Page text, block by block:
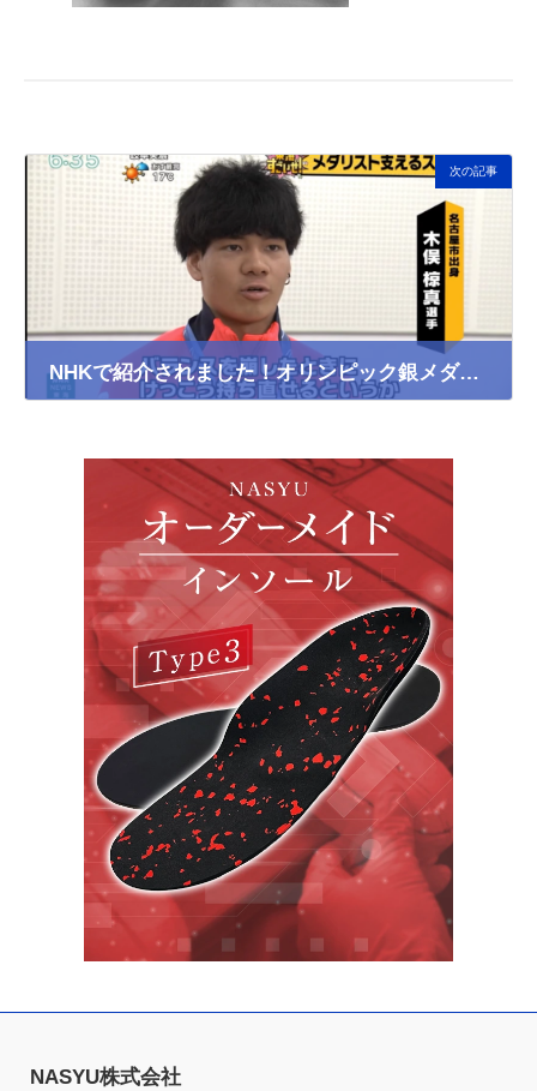
次の記事
NHKで紹介されました！オリンピック銀メダリストの足元を支えるNASYUインソール
NASYU株式会社